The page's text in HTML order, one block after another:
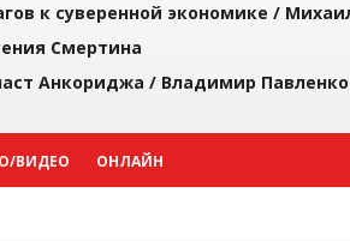
к суверенной экономике /
Смертина
Анкориджа / Владимир Павленко
ВИДЕО ОНЛАЙН